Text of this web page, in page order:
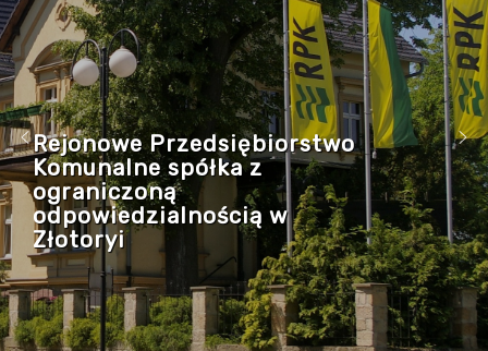
Rejonowe Przedsiębiorstwo
Komunalne spółka z
ograniczoną
odpowiedzialnością w
Złotoryi